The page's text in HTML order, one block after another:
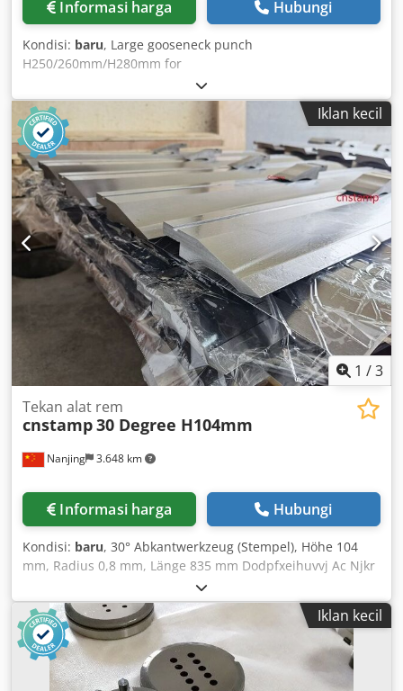
Informasi harga Hubungi
Kondisi: baru, Large gooseneck punch
H250/260mm/H280mm for
Amada/Promecam/Durma/Baykal/Ermaksan/MVD/Denner/S
BD L125/250mm Dodoiim Ayopfx Ac Nekr
Iklan kecil
1 /3
Nanjing 3.648 km
Tekan alat rem
cnstamp30 Degree H104mm
Informasi harga Hubungi
Kondisi: baru, 30° Abkantwerkzeug (Stempel), Höhe 104
mm, Radius 0,8 mm, Länge 835 mm Dodpfxeihuvvj Ac Njkr
Iklan kecil